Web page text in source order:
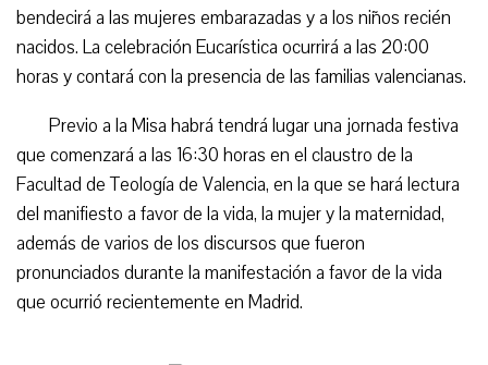
bendecirá a las mujeres embarazadas y a los niños recién
nacidos. La celebración Eucarística ocurrirá a las 20:00
horas y contará con la presencia de las familias valencianas.
Previo a la Misa habrá tendrá lugar una jornada festiva
que comenzará a las 16:30 horas en el claustro de la
Facultad de Teología de Valencia, en la que se hará lectura
del manifiesto a favor de la vida, la mujer y la maternidad,
además de varios de los discursos que fueron
pronunciados durante la manifestación a favor de la vida
que ocurrió recientemente en Madrid.